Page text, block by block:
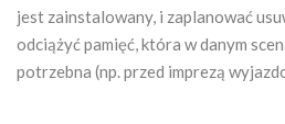
jest zainstalowany, i zaplanować
odciążyć pamięć, która w danym
potrzebna (np. przed imprezą